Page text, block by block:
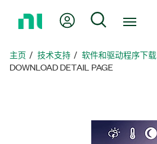
页
我的账户 搜索
主页 技术支持 软件和驱动程序下载
DOWNLOAD DETAIL PAGE